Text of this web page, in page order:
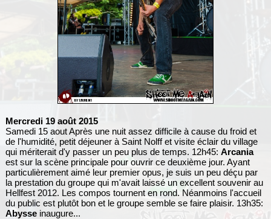
Mercredi 19 août 2015
Samedi 15 aout Après une nuit assez difficile à cause du froid et
de l'humidité, petit déjeuner à Saint Nolff et visite éclair du village
qui mériterait d'y passer un peu plus de temps. 12h45: Arcania
est sur la scène principale pour ouvrir ce deuxième jour. Ayant
particulièrement aimé leur premier opus, je suis un peu déçu par
la prestation du groupe qui m'avait laissé un excellent souvenir au
Hellfest 2012. Les compos tournent en rond. Néanmoins l'accueil
du public est plutôt bon et le groupe semble se faire plaisir. 13h35:
Abysseinaugure...